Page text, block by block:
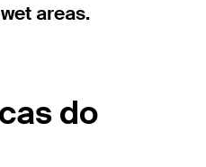
areas.
do